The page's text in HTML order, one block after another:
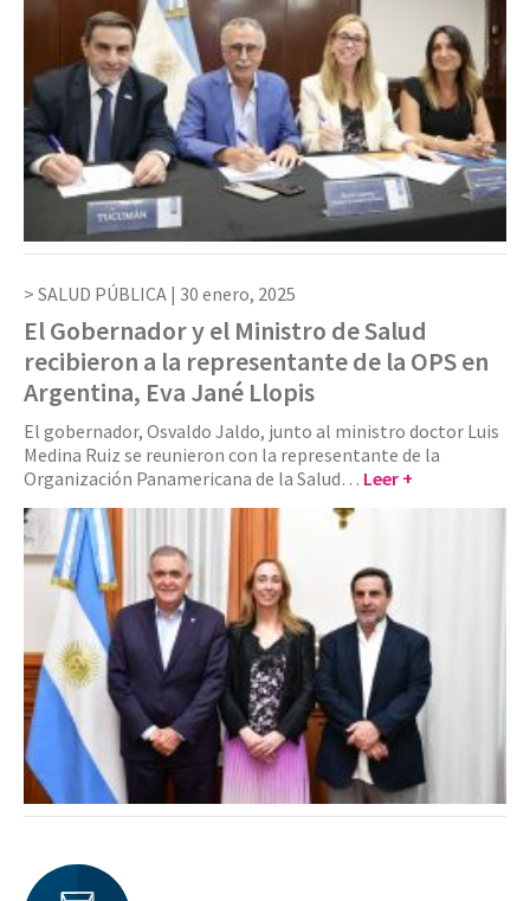
SALUD PÚBLICA | 30 enero, 2025
El Gobernador y el Ministro de Salud
recibieron a la representante de la OPS en
Argentina, Eva Jané Llopis
El gobernador, Osvaldo Jaldo, junto al ministro doctor Luis
Medina Ruiz se reunieron con la representante de la
Organización Panamericana de la Salud… Leer +